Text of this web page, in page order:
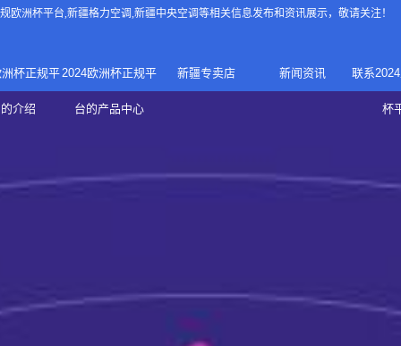
欧洲杯平台,新疆格力空调,新疆中央空调等相关信息发布和资讯展示，敬请关注！
杯正规平
介绍
正规欧洲
2024欧洲杯正规平
台的产品中心
家庭中央空调
家用空调
新疆专卖店 新闻资讯 联系
杯